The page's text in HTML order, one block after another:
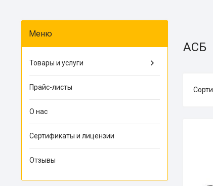
АСБ
Товары и услуги
Прайс-листы
О нас
Сертификаты и лицензии
Отзывы